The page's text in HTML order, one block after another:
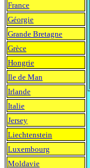
France
Géorgie
Grande Bretagne
Grèce
Hongrie
Ile de Man
Irlande
Italie
Jersey
Liechtenstein
Luxembourg
Moldavie